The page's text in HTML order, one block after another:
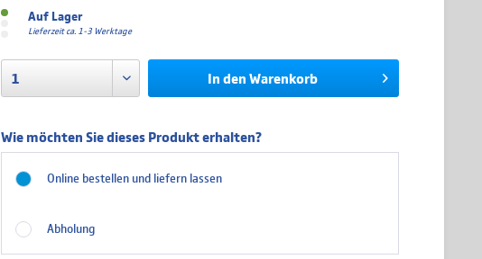
Auf Lager
Lieferzeit ca. 1-3 Werktage
In den Warenkorb
Wie möchten Sie dieses Produkt erhalten?
Online bestellen und liefern lassen
Abholung